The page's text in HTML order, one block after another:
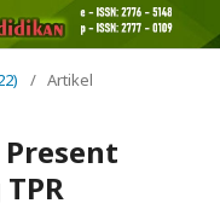
/ Artikel